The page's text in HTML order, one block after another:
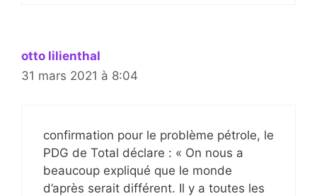
otto lilienthal
31 mars 2021 à 8:04
confirmation pour le problème pétrole, le
PDG de Total déclare : « On nous a
beaucoup expliqué que le monde
d’après serait différent. Il y a toutes les